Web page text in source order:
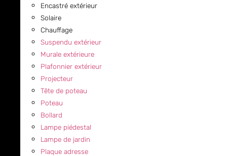
Encastré extérieur
Solaire
Chauffage
Suspendu extérieur
Murale extérieure
Plafonnier extérieur
Projecteur
Tête de poteau
Poteau
Bollard
Lampe piédestal
Lampe de jardin
Plaque adresse